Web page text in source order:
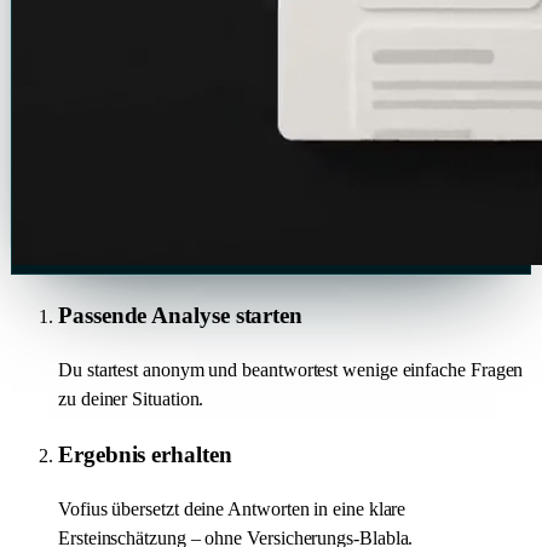
Passende Analyse starten
Du startest anonym und beantwortest wenige einfache Fragen
zu deiner Situation.
Ergebnis erhalten
Vofius übersetzt deine Antworten in eine klare
Ersteinschätzung – ohne Versicherungs-Blabla.